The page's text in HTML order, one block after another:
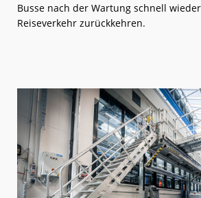
Busse nach der Wartung schnell
Reiseverkehr zurückkehren.